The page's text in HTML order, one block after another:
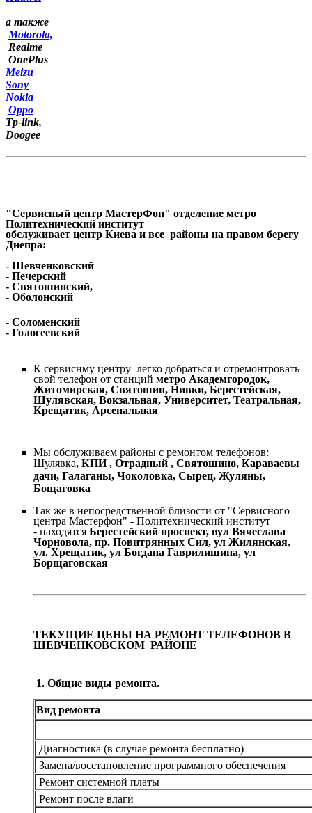
а также
Motorola,
Realme
OnePlus
Meizu
Sony
Nokia
Oppo
Tp-link,
Doogee
"Сервисный центр МастерФон" отделение метро
Политехнический институт
обслуживает центр Киева и все районы на правом берегу
Днепра:
- Шевченковский
- Печерский
- Святошинский,
- Оболонский
- Соломенский
- Голосеевский
К сервиснму центру легко добраться и отремонтровать
свой телефон от станций метро Академгородок,
Житомирская, Святошин, Нивки, Берестейская,
Шулявская, Вокзальная, Университет, Театральная,
Крещатик, Арсенальная
Мы обслуживаем районы с ремонтом телефонов:
Шулявка, КПИ , Отрадный , Святошино, Караваевы
дачи, Галаганы, Чоколовка, Сырец, Жуляны,
Бощаговка
Так же в непосредственной близости от "Сервисного
центра Мастерфон" - Политехнический институт
- находятся Берестейский проспект, вул Вячеслава
Чорновола, пр. Повитрянных Сил, ул Жилянская,
ул. Хрещатик, ул Богдана Гаврилишина, ул
Борщаговская
ТЕКУЩИЕ ЦЕНЫ НА РЕМОНТ ТЕЛЕФОНОВ В
ШЕВЧЕНКОВСКОМ РАЙОНЕ
1. Общие виды ремонта.
Вид ремонта
Диагностика (в случае ремонта бесплатно)
Замена/восстановление программного обеспечения
Ремонт системной платы
Ремонт после влаги